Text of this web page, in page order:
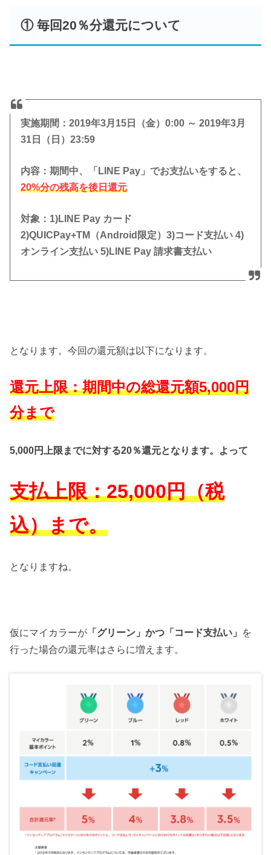
① 毎回20％分還元について
実施期間：2019年3月15日（金）0:00 ～ 2019年3月
31日（日）23:59
内容：期間中、「LINE Pay」でお支払いをすると、
20%分の残高を後日還元
対象：1)LINE Pay カード
2)QUICPay+TM（Android限定）3)コード支払い 4)
オンライン支払い 5)LINE Pay 請求書支払い
となります。今回の還元額は以下になります。
還元上限：期間中の総還元額5,000円
分まで
5,000円上限までに対する20％還元となります。 よって
支払上限：25,000円（税
込）まで。
となりますね。
仮にマイカラーが 「グリーン」かつ「コード支払い」 を
行った場合の還元率はさらに増えます。